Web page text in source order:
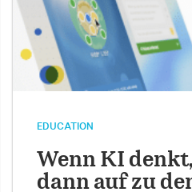
EDUCATION
Wenn KI
dann auf zu